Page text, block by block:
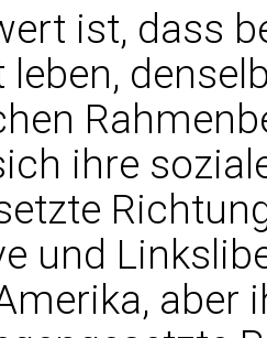
ist, dass
leben,
ihre
und
aber